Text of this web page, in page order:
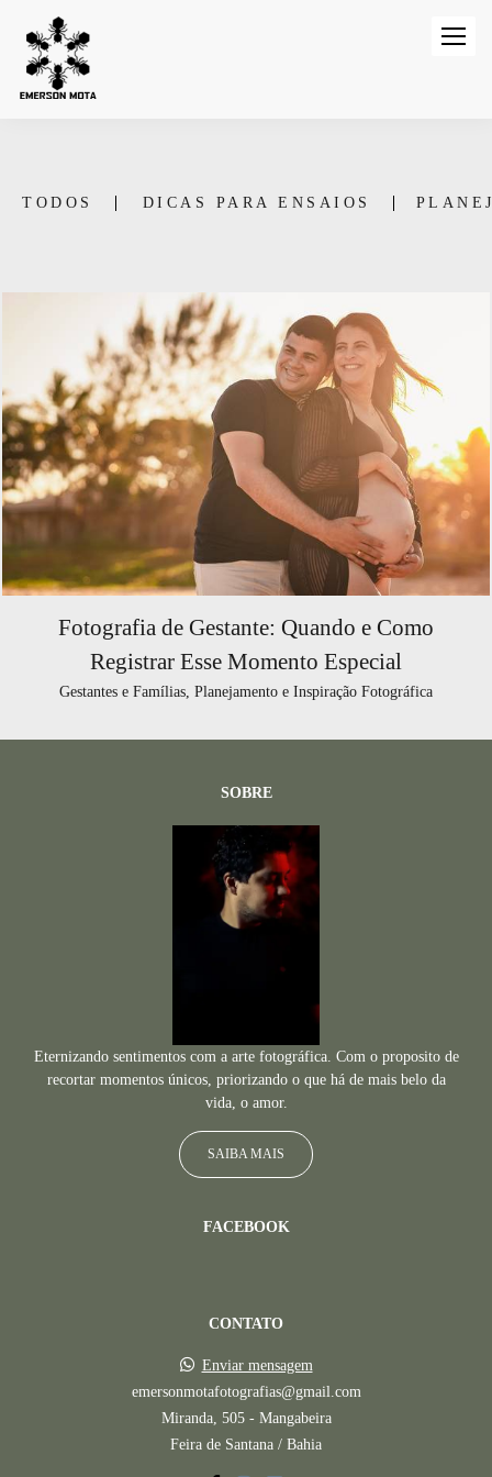
TODOS DICAS PARA ENSAIOS
Fotografia de Gestante: Quando e Como
Registrar Esse Momento Especial
Gestantes e Famílias, Planejamento e Inspiração Fotográfica
SOBRE
Eternizando sentimentos com a arte fotográfica. Com o proposito de
recortar momentos únicos, priorizando o que há de mais belo da
vida, o amor.
SAIBA MAIS
FACEBOOK
CONTATO
Enviar mensagem
emersonmotafotografias@gmail.com
Miranda, 505 - Mangabeira
Feira de Santana / Bahia